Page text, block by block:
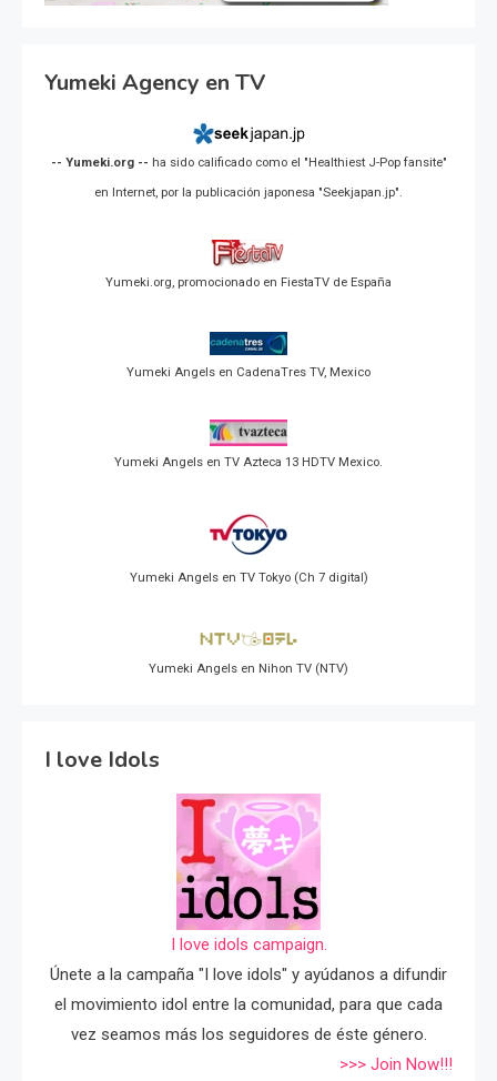
Yumeki Agency en TV
-- Yumeki.org -- ha sido calificado como el "Healthiest J-Pop fansite"
en Internet, por la publicación japonesa "Seekjapan.jp".
Yumeki.org, promocionado en FiestaTV de España
Yumeki Angels en CadenaTres TV, Mexico
Yumeki Angels en TV Azteca 13 HDTV Mexico.
Yumeki Angels en TV Tokyo (Ch 7 digital)
Yumeki Angels en Nihon TV (NTV)
I love Idols
I love idols campaign.
Únete a la campaña "I love idols" y ayúdanos a difundir
el movimiento idol entre la comunidad, para que cada
vez seamos más los seguidores de éste género.
>>> Join Now!!!